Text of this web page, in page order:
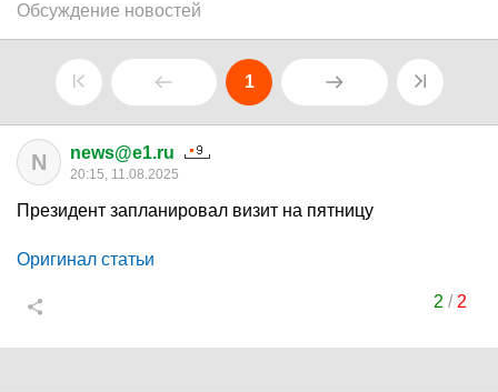
Обсуждение новостей
1
N news@e1.ru
20:15, 11.08.2025
Президент запланировал визит на пятницу
Оригинал статьи
2 / 2